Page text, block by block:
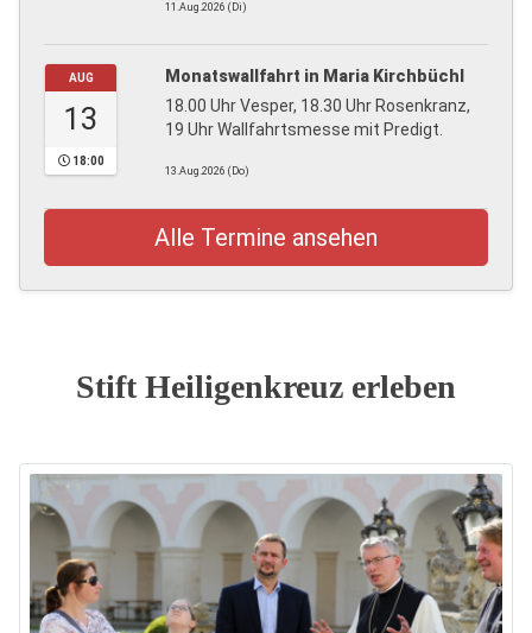
11.Aug.2026 (Di)
AUG
13
18:00
Monatswallfahrt in Maria Kirchbüchl
18.00 Uhr Vesper, 18.30 Uhr Rosenkranz,
19 Uhr Wallfahrtsmesse mit Predigt.
13.Aug.2026 (Do)
Alle Termine ansehen
Stift Heiligenkreuz erleben